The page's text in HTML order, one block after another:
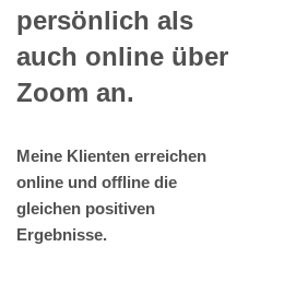
persönlich als
auch online über
Zoom an.
Meine Klienten erreichen
online und offline die
gleichen positiven
Ergebnisse.